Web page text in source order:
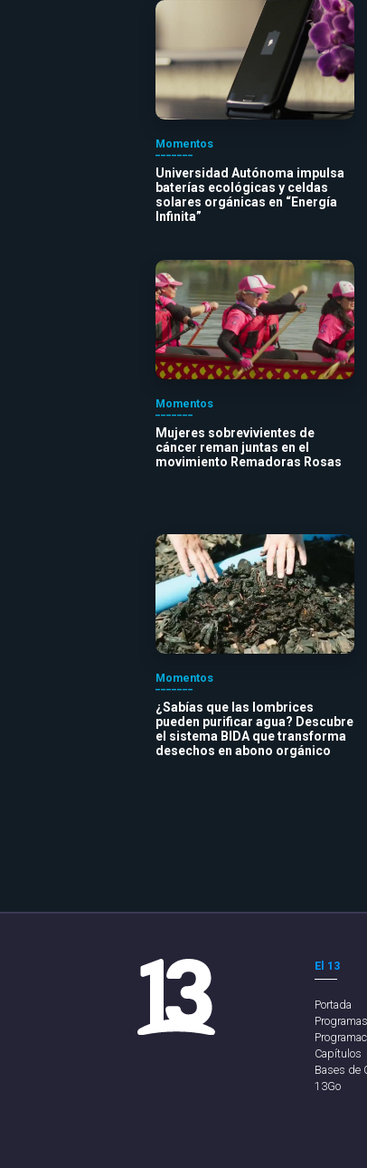
Momentos
Universidad Autónoma impulsa
baterías ecológicas y celdas
solares orgánicas en “Energía
Infinita”
Momentos
Mujeres sobrevivientes de
cáncer reman juntas en el
movimiento Remadoras Rosas
Momentos
¿Sabías que las lombrices
pueden purificar agua? Descubre
el sistema BIDA que transforma
desechos en abono orgánico
El 13
Portada
Programas
Capítulos
Bases de
13Go